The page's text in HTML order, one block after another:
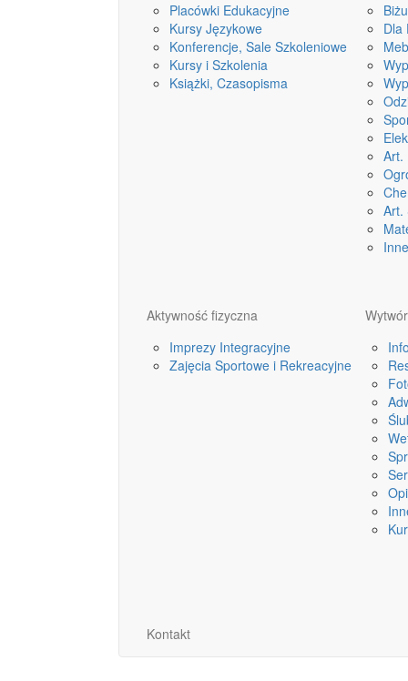
Placówki Edukacyjne
Kursy Językowe
Konferencje, Sale Szkoleniowe
Kursy i Szkolenia
Książki, Czasopisma
Dla
Art.
Art.
Aktywność fizyczna
Imprezy Integracyjne
Zajęcia Sportowe i Rekreacyjne
Kontakt